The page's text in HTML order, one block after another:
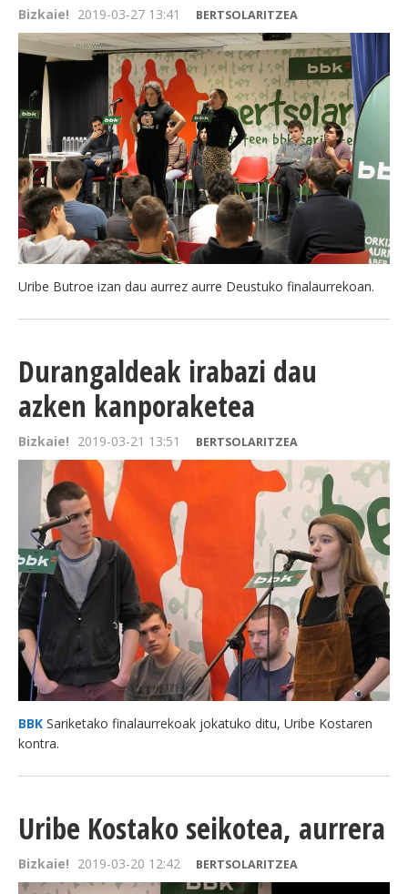
Bizkaie! 2019-03-27 13:41 BERTSOLARITZEA
Uribe Butroe izan dau aurrez aurre Deustuko finalaurrekoan.
Durangaldeak irabazi dau
azken kanporaketea
Bizkaie! 2019-03-21 13:51 BERTSOLARITZEA
BBK Sariketako finalaurrekoak jokatuko ditu, Uribe Kostaren
kontra.
Uribe Kostako seikotea, aurrera
Bizkaie! 2019-03-20 12:42 BERTSOLARITZEA